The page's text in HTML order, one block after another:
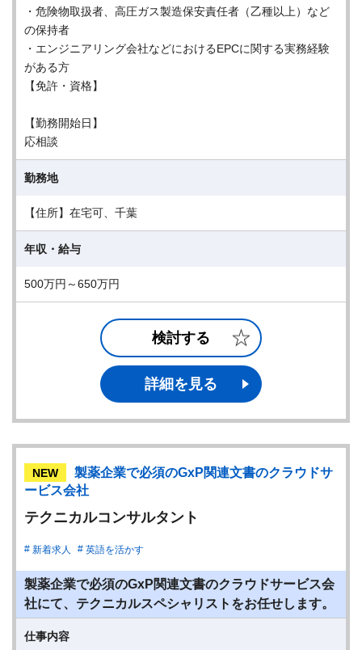
・危険物取扱者、高圧ガス製造保安責任者（乙種以上）など
の保持者
・エンジニアリング会社などにおけるEPCに関する実務経験
がある方
【免許・資格】
【勤務開始日】
応相談
勤務地
【住所】在宅可、千葉
年収・給与
500万円～650万円
検討する
詳細を見る
NEW
製薬企業で必須のGxP関連文書のクラウドサ
ービス会社
テクニカルコンサルタント
新着求人 英語を活かす
製薬企業で必須のGxP関連文書のクラウドサービス会
社にて、テクニカルスペシャリストをお任せします。
仕事内容